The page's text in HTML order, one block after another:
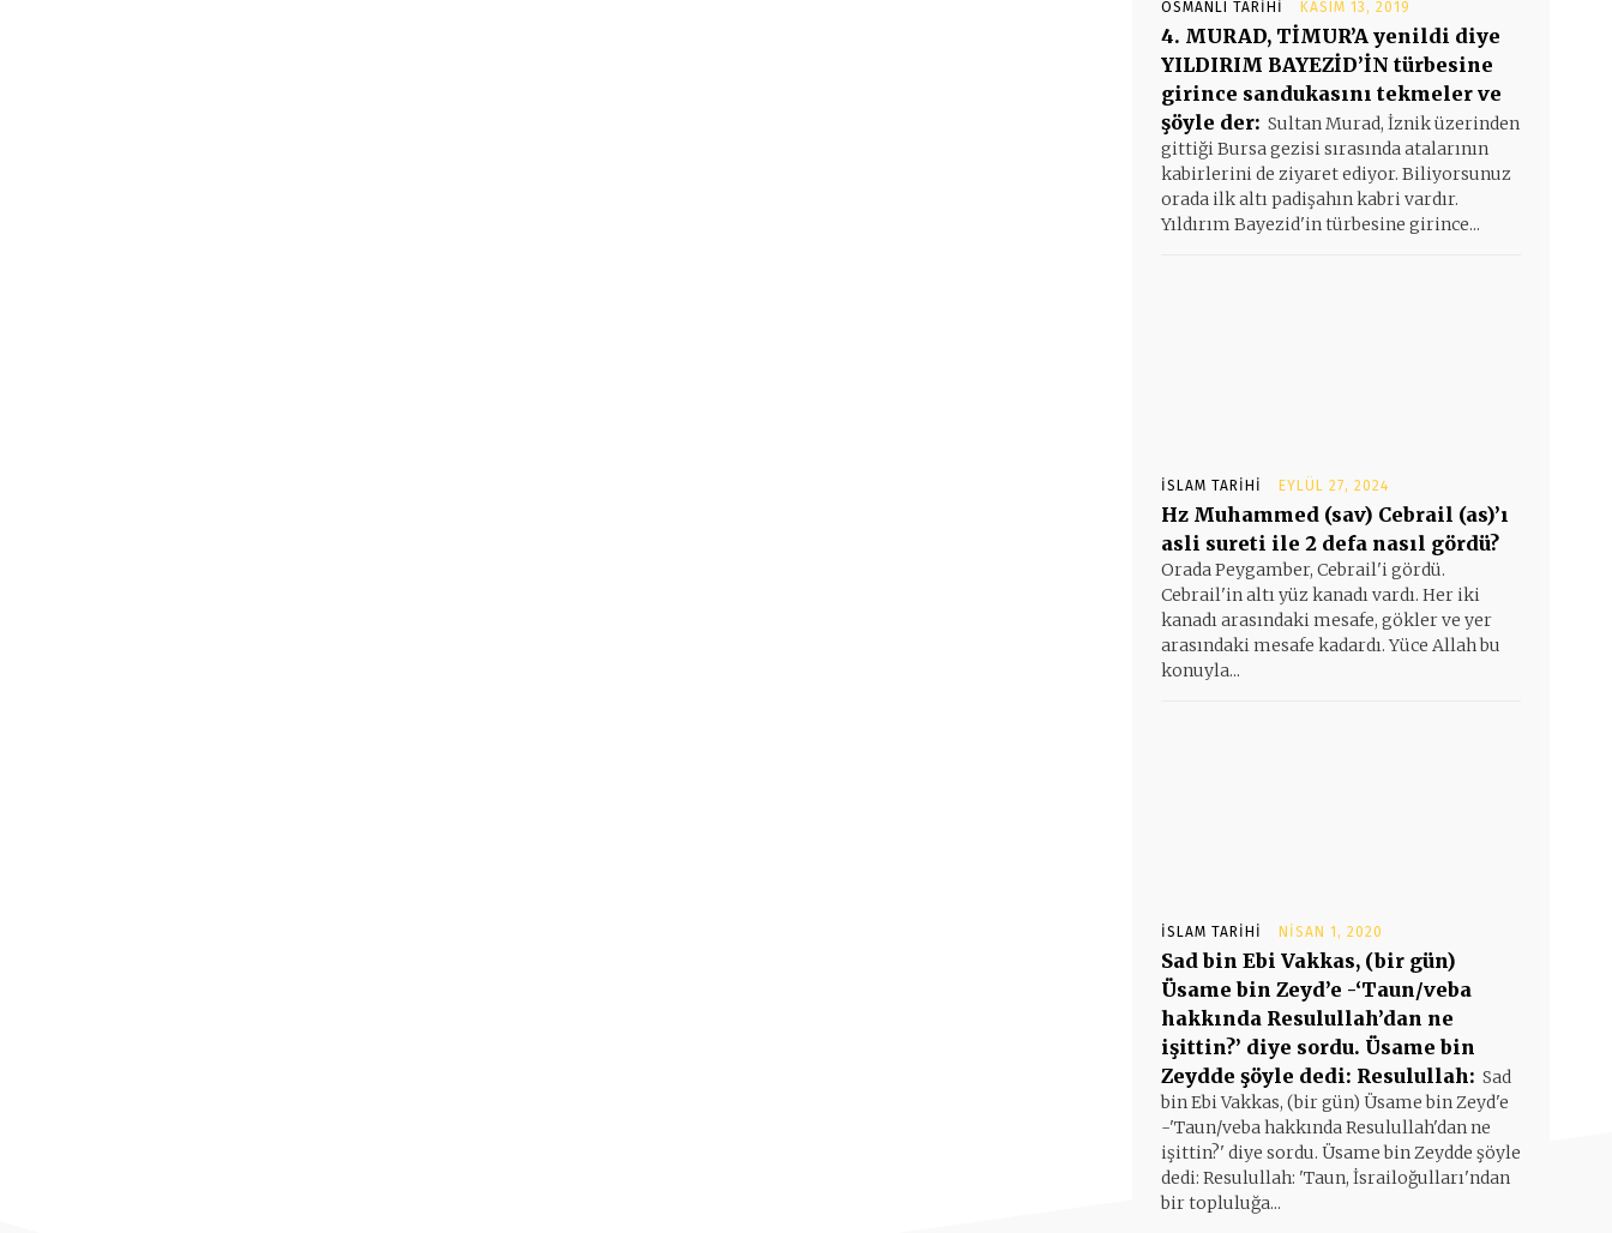
OSMANLI TARIHI KASIM 13, 2019
4. MURAD, TİMUR’A yenildi diye
YILDIRIM BAYEZİD’İN türbesine
girince sandukasını tekmeler ve
şöyle der: Sultan Murad, İznik üzerinden
gittiği Bursa gezisi sırasında atalarının
kabirlerini de ziyaret ediyor. Biliyorsunuz
orada ilk altı padişahın kabri vardır.
Yıldırım Bayezid'in türbesine girince...
İSLAM TARIHI EYLÜL 27, 2024
Hz Muhammed (sav) Cebrail (as)’ı
asli sureti ile 2 defa nasıl gördü?
Orada Peygamber, Cebrail'i gördü.
Cebrail'in altı yüz kanadı vardı. Her iki
kanadı arasındaki mesafe, gökler ve yer
arasındaki mesafe kadardı. Yüce Allah bu
konuyla...
İSLAM TARIHI NISAN 1, 2020
Sad bin Ebi Vakkas, (bir gün)
Üsame bin Zeyd’e -‘Taun/veba
hakkında Resulullah’dan ne
işittin?’ diye sordu. Üsame bin
Zeydde şöyle dedi: Resulullah: Sad
bin Ebi Vakkas, (bir gün) Üsame bin Zeyd'e
-'Taun/veba hakkında Resulullah'dan ne
işittin?' diye sordu. Üsame bin Zeydde şöyle
dedi: Resulullah: 'Taun, İsrailoğulları'ndan
bir topluluğa...